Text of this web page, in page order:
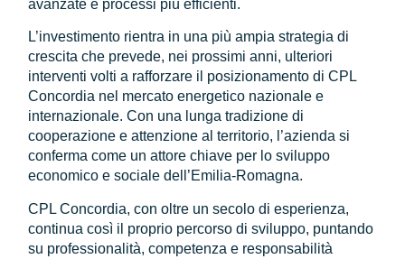
avanzate e processi più efficienti.
L’investimento rientra in una più ampia strategia di
crescita che prevede, nei prossimi anni, ulteriori
interventi volti a rafforzare il posizionamento di CPL
Concordia nel mercato energetico nazionale e
internazionale. Con una lunga tradizione di
cooperazione e attenzione al territorio, l’azienda si
conferma come un attore chiave per lo sviluppo
economico e sociale dell’Emilia-Romagna.
CPL Concordia, con oltre un secolo di esperienza,
continua così il proprio percorso di sviluppo, puntando
su professionalità, competenza e responsabilità